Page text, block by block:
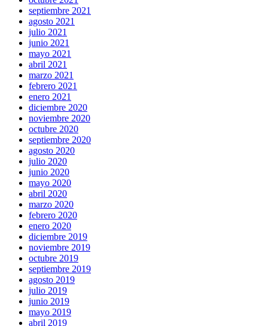
septiembre 2021
agosto 2021
julio 2021
junio 2021
mayo 2021
abril 2021
marzo 2021
febrero 2021
enero 2021
diciembre 2020
noviembre 2020
octubre 2020
septiembre 2020
agosto 2020
julio 2020
junio 2020
mayo 2020
abril 2020
marzo 2020
febrero 2020
enero 2020
diciembre 2019
noviembre 2019
octubre 2019
septiembre 2019
agosto 2019
julio 2019
junio 2019
mayo 2019
abril 2019